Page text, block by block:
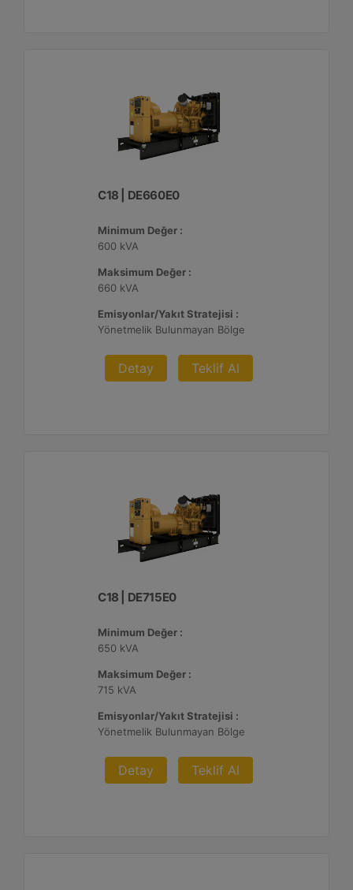
C18 | DE660E0
Minimum Değer :
600 kVA
Maksimum Değer :
660 kVA
Emisyonlar/Yakıt Stratejisi :
Yönetmelik Bulunmayan Bölge
Detay Teklif Al
C18 | DE715E0
Minimum Değer :
650 kVA
Maksimum Değer :
715 kVA
Emisyonlar/Yakıt Stratejisi :
Yönetmelik Bulunmayan Bölge
Detay Teklif Al